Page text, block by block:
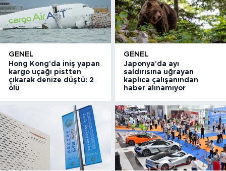
GENEL
Hong Kong'da iniş yapan
kargo uçağı pistten
çıkarak denize düştü: 2
ölü
GENEL
Japonya'da ayı
saldırısına uğrayan
kaplıca çalışanından
haber alınamıyor